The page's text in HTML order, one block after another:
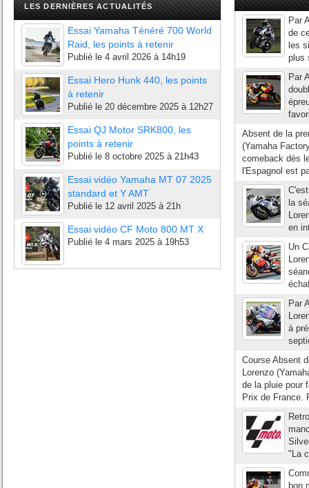
LES DERNIÈRES ACTUALITÉS
Essai Yamaha Ténéré 700 World
Raid, les points à retenir
Publié le 4 avril 2026 à 14h19
Essai Hero Hunk 440, les points
à retenir
Publié le 20 décembre 2025 à 12h27
Essai QJ Motor SRK800, les
points à retenir
Publié le 8 octobre 2025 à 21h43
Essai vidéo Yamaha MT 07 2025
standard et Y AMT
Publié le 12 avril 2025 à 21h
Essai vidéo CF Moto 800 MT X
Publié le 4 mars 2025 à 19h53
Par
de
les
plus
Par
Absent de la
(Yamaha
comeback dès
l'Espagnol est
la
en
Un
Par
à
Course Absent
Lorenzo
de la pluie pour
Prix de France.
"La
bon